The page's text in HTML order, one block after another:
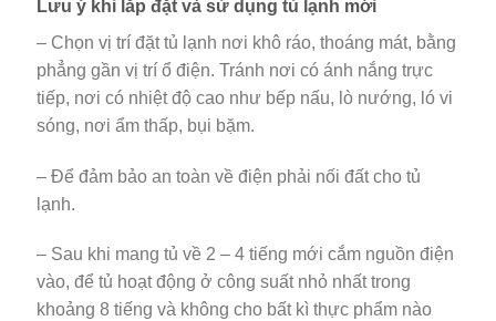
Lưu ý khi lắp đặt và sử dụng tủ lạnh mới
– Chọn vị trí đặt tủ lạnh nơi khô ráo, thoáng mát, bằng
phẳng gần vị trí ổ điện. Tránh nơi có ánh nắng trực
tiếp, nơi có nhiệt độ cao như bếp nấu, lò nướng, ló vi
sóng, nơi ẩm thấp, bụi bặm.
– Để đảm bảo an toàn về điện phải nối đất cho tủ
lạnh.
– Sau khi mang tủ về 2 – 4 tiếng mới cắm nguồn điện
vào, để tủ hoạt động ở công suất nhỏ nhất trong
khoảng 8 tiếng và không cho bất kì thực phẩm nào